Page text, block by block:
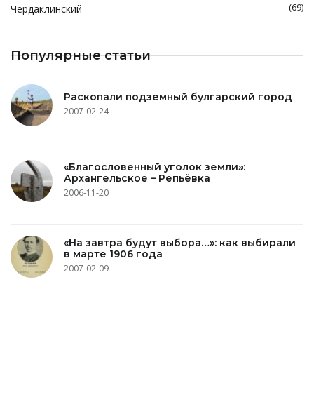
Чердаклинский (69)
Популярные статьи
Раскопали подземный булгарский город
2007-02-24
«Благословенный уголок земли»:
Архангельское – Репьёвка
2006-11-20
«На завтра будут выбора…»: как выбирали
в марте 1906 года
2007-02-09